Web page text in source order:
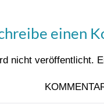
einen
nicht veröffentlicht.